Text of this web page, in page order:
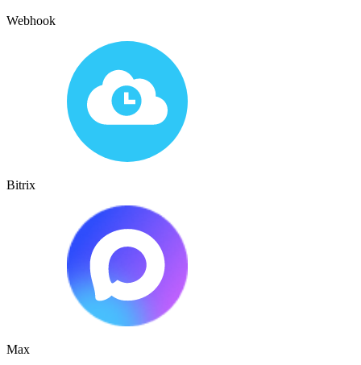
Webhook
Bitrix
Max